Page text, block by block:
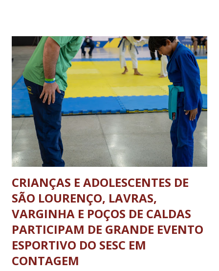
das 08h às 18h; aos sábados das 08h às 13h; Nos domingos e
feriados livres. Haverá tolerância de 30 minutos, após o
término dos horários estabelecidos aos veículos que já se
encontrarem em operação de descarga. A nova legislação vale
para os ônibus que viajam entre estados e municípios quanto
carretas e caminhões pesados. A determinação não se aplica
aos ônibus que realizam o transporte dentro da...
CRIANÇAS E ADOLESCENTES DE
SÃO LOURENÇO, LAVRAS,
VARGINHA E POÇOS DE CALDAS
PARTICIPAM DE GRANDE EVENTO
ESPORTIVO DO SESC EM
CONTAGEM